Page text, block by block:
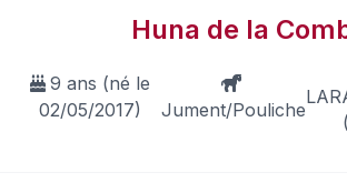
Huna de la
9 ans (né le
02/05/2017)
Jument/Pouliche